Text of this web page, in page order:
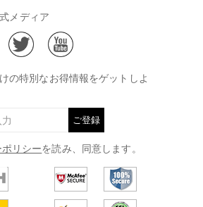
に基づく表示
入れ
について
の特別なお得情報をゲットしよ
ご登録
リシーを読み、同意します。
メディア